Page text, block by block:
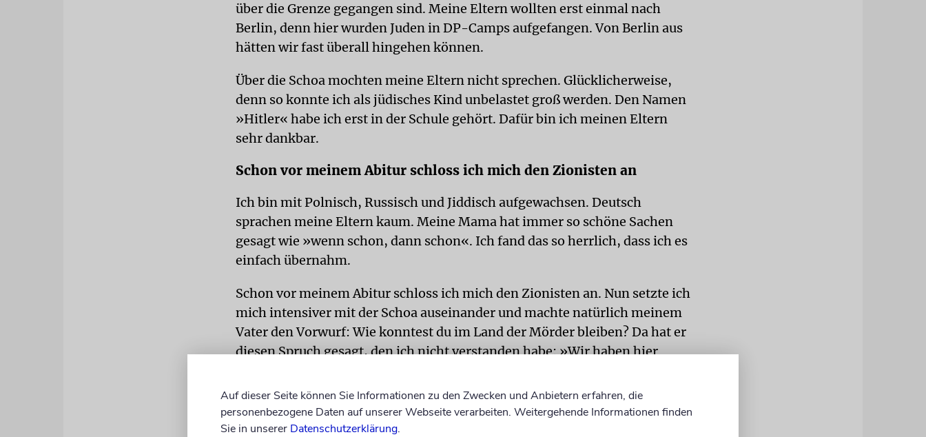
über die Grenze gegangen sind. Meine Eltern wollten erst einmal nach
Berlin, denn hier wurden Juden in DP-Camps aufgefangen. Von Berlin aus
hätten wir fast überall hingehen können.
Über die Schoa mochten meine Eltern nicht sprechen. Glücklicherweise,
denn so konnte ich als jüdisches Kind unbelastet groß werden. Den Namen
»Hitler« habe ich erst in der Schule gehört. Dafür bin ich meinen Eltern
sehr dankbar.
Schon vor meinem Abitur schloss ich mich den Zionisten an
Ich bin mit Polnisch, Russisch und Jiddisch aufgewachsen. Deutsch
sprachen meine Eltern kaum. Meine Mama hat immer so schöne Sachen
gesagt wie »wenn schon, dann schon«. Ich fand das so herrlich, dass ich es
einfach übernahm.
Schon vor meinem Abitur schloss ich mich den Zionisten an. Nun setzte ich
mich intensiver mit der Schoa auseinander und machte natürlich meinem
Vater den Vorwurf: Wie konntest du im Land der Mörder bleiben? Da hat er
diesen Spruch gesagt, den ich nicht verstanden habe: »Wir haben hier
geworden.« Ich habe Papa über alles geliebt und habe seine Worte einfach
akzeptiert.
Auf dieser Seite können Sie Informationen zu den Zwecken und Anbietern erfahren, die
personenbezogene Daten auf unserer Webseite verarbeiten. Weitergehende Informationen finden
Sie in unserer Datenschutzerklärung.